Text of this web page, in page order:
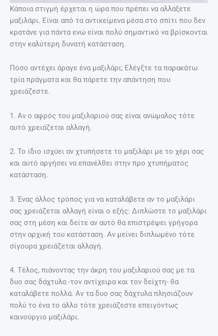
Κάποια στιγμή έρχεται η ώρα που πρέπει να αλλάξετε
μαξιλάρι. Είναι από τα αντικείμενα μέσα στο σπίτι που δεν
κρατάνε για πάντα ενώ είναι πολύ σημαντικό να βρίσκονται
στην καλύτερη δυνατή κατάσταση.
Πόσο αντέχει άραγε ένα μαξιλάρι; Ελέγξτε τα παρακάτω
τρία πράγματα και θα πάρετε την απάντηση που
χρειάζεστε.
1. Αν ο αφρός του μαξιλαριού σας είναι ανώμαλος τότε
αυτό χρειάζεται αλλαγή.
2. Το ίδιο ισχύει αν χτυπήσετε το μαξιλάρι με το χέρι σας
και αυτό αργήσει να επανέλθει στην προ χτυπήματος
κατάσταση.
3. Ένας άλλος τρόπος για να καταλάβετε αν το μαξιλάρι
σας χρειάζεται αλλαγή είναι ο εξής: Διπλώστε το μαξιλάρι
σας στη μέση και δείτε αν αυτό θα επιστρέψει γρήγορα
στην αρχική του κατάσταση. Αν μείνει διπλωμένο τότε
σίγουρα χρειάζεται αλλαγή.
4. Τέλος, πιάνοντας την άκρη του μαξιλαριού σας με τα
δυο σας δάχτυλα -τον αντίχειρα και τον δείχτη- θα
καταλάβετε πολλά. Αν τα δυο σας δάχτυλα πλησιάζουν
πολύ το ένα το άλλο τότε χρειάζεστε επειγόντως
καινούργιο μαξιλάρι.